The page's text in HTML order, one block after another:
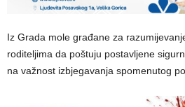
Iz Grada mole građane za
roditeljima da poštuju postavljene
na važnost izbjegavanja spomenutog